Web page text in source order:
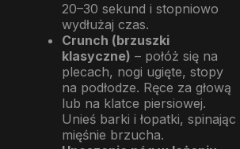
20–30 sekund i stopniowo
wydłużaj czas.
Crunch (brzuszki
klasyczne) – połóż się na
plecach, nogi ugięte, stopy
na podłodze. Ręce za głową
lub na klatce piersiowej.
Unieś barki i łopatki, spinając
mięśnie brzucha.